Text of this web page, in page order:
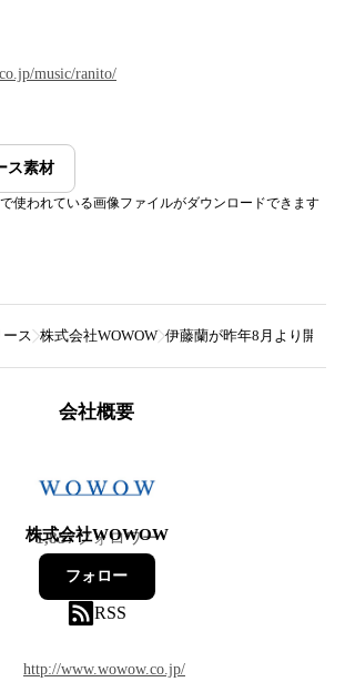
music/ranito/
ス素材
使われている画像ファイルがダウンロードできます
ス 株式会社WOWOW 伊藤蘭が昨年8月より開催
会社概要
株式会社WOWOW
1,857フォロワー
フォロー
RSS
http://www.wowow.co.jp/